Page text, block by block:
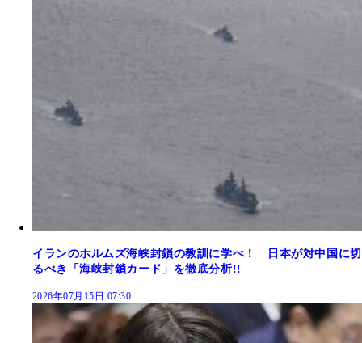
イランのホルムズ海峡封鎖の教訓に学べ！ 日本が対中国に切
るべき「海峡封鎖カード」を徹底分析!!
2026年07月15日 07:30